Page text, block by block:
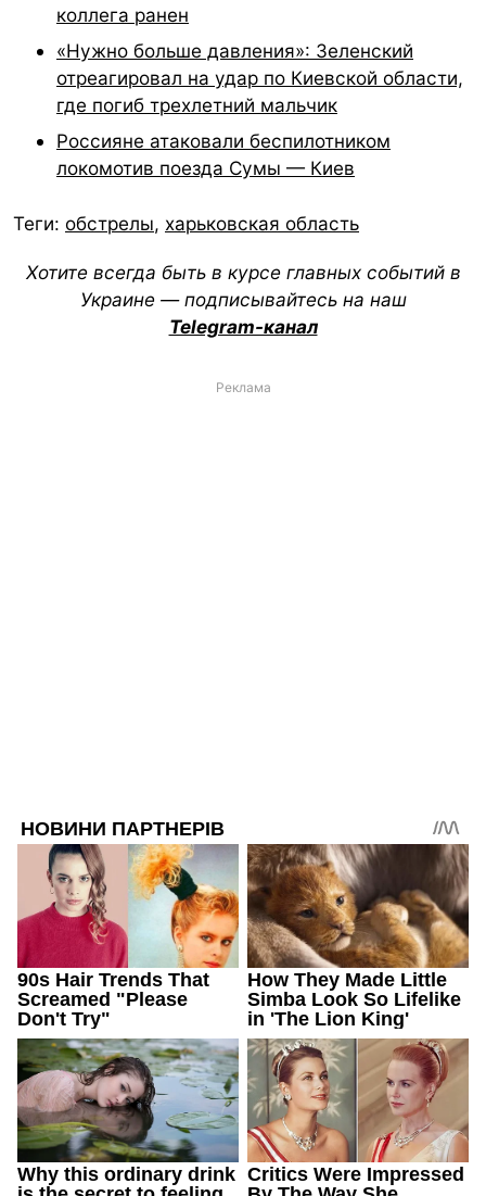
коллега ранен
«Нужно больше давления»: Зеленский
отреагировал на удар по Киевской области,
где погиб трехлетний мальчик
Россияне атаковали беспилотником
локомотив поезда Сумы — Киев
Теги: обстрелы, харьковская область
Хотите всегда быть в курсе главных событий в
Украине — подписывайтесь на наш
Telegram-канал
Реклама